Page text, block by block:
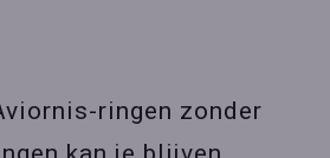
ringen zonder